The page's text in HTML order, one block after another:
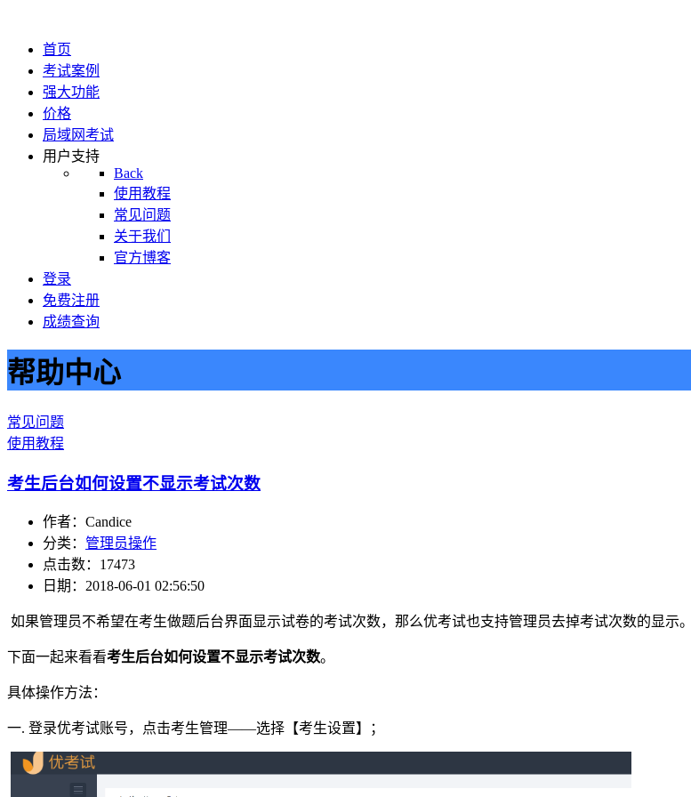
首页
考试案例
强大功能
价格
局域网考试
用户支持
Back
使用教程
常见问题
关于我们
官方博客
登录
免费注册
成绩查询
帮助中心
常见问题
使用教程
考生后台如何设置不显示考试次数
作者：Candice
分类： 管理员操作
点击数：17473
日期：2018-06-01 02:56:50
如果管理员不希望在考生做题后台界面显示试卷的考试次数，那么优考试也支持管理员去掉考试次数的显示。
下面一起来看看考生后台如何设置不显示考试次数。
具体操作方法：
一. 登录优考试账号，点击考生管理——选择【考生设置】；